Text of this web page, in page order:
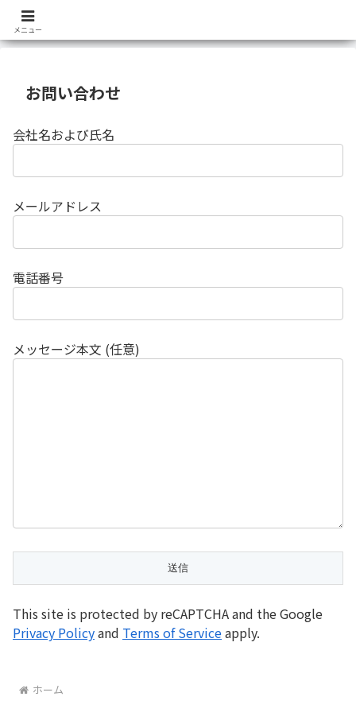
お問い合わせ
会社名および氏名
メールアドレス
電話番号
メッセージ本文 (任意)
This site is protected by reCAPTCHA and the Google
Privacy Policyand Terms of Serviceapply.
ホーム
メニュー